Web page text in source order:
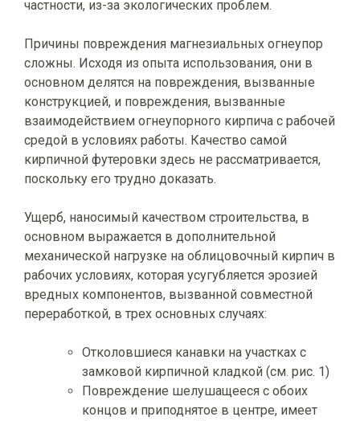
частности, из-за экологических проблем.
Причины повреждения магнезиальных огнеупор
сложны. Исходя из опыта использования, они в
основном делятся на повреждения, вызванные
конструкцией, и повреждения, вызванные
взаимодействием огнеупорного кирпича с рабочей
средой в условиях работы. Качество самой
кирпичной футеровки здесь не рассматривается,
поскольку его трудно доказать.
Ущерб, наносимый качеством строительства, в
основном выражается в дополнительной
механической нагрузке на облицовочный кирпич в
рабочих условиях, которая усугубляется эрозией
вредных компонентов, вызванной совместной
переработкой, в трех основных случаях:
Отколовшиеся канавки на участках с
замковой кирпичной кладкой (см. рис. 1)
Повреждение шелушащееся с обоих
концов и приподнятое в центре, имеет